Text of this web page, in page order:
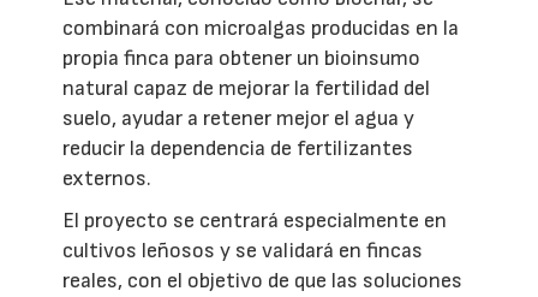
combinará con microalgas producidas en la
propia finca para obtener un bioinsumo
natural capaz de mejorar la fertilidad del
suelo, ayudar a retener mejor el agua y
reducir la dependencia de fertilizantes
externos.
El proyecto se centrará especialmente en
cultivos leñosos y se validará en fincas
reales, con el objetivo de que las soluciones